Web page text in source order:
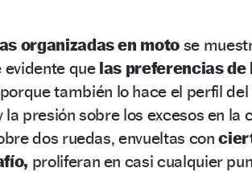
organizadas en moto se
evidente que las preferencias de
porque también lo hace el perfil
presión sobre los excesos en la
dos ruedas, envueltas con
proliferan en casi cualquier